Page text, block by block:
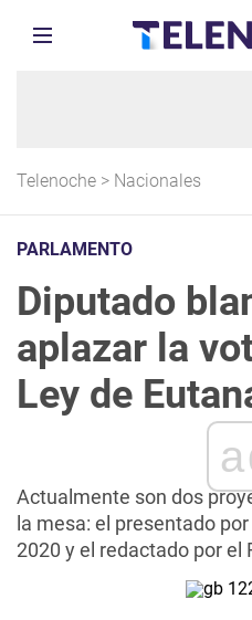
Telenoche > Nacionales
PARLAMENTO
Diputado
aplazar la
Ley de
Actualmente son dos
la mesa: el presentado
2020 y el redactado por el